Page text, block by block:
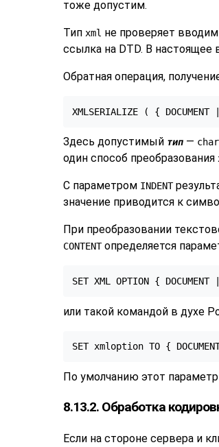
тоже допустим.
Тип xml не проверяет
ссылка на DTD. В настоящее
Обратная операция,
XMLSERIALIZE ( { DOCUMENT
Здесь допустимый тип —
один способ преобразования
С параметром INDENT
значение приводится к
При преобразовании
CONTENTопределяется
или такой командой в духе
По умолчанию этот
8.13.2. Обработка
Если на стороне сервера и